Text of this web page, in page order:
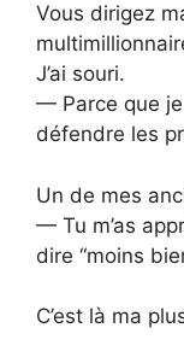
Vous dirigez
J’ai souri.
— Parce que
défendre les
Un de mes
— Tu m’as
dire “moins
C’est là ma